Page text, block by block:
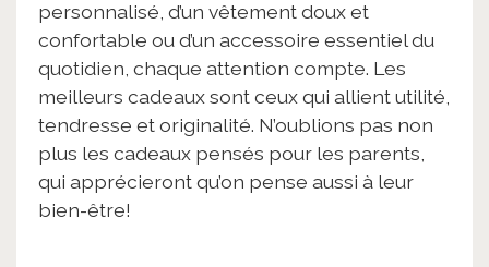
personnalisé, d’un vêtement doux et
confortable ou d’un accessoire essentiel du
quotidien, chaque attention compte. Les
meilleurs cadeaux sont ceux qui allient utilité,
tendresse et originalité. N’oublions pas non
plus les cadeaux pensés pour les parents,
qui apprécieront qu’on pense aussi à leur
bien-être!